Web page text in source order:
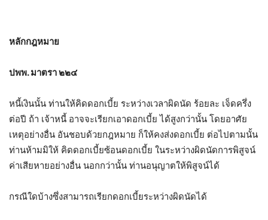
หลักกฎหมาย
ปพพ. มาตรา ๒๒๔
หนี้เงินนั้น ท่านให้คิดดอกเบี้ย ระหว่างเวลาผิดนัด ร้อยละ เจ็ดครึ่ง
ต่อปี ถ้า เจ้าหนี้ อาจจะเรียกเอาดอกเบี้ย ได้สูงกว่านั้น โดยอาศัย
เหตุอย่างอื่น อันชอบด้วยกฎหมาย ก็ให้คงส่งดอกเบี้ย ต่อไปตามนั้น
ท่านห้ามมิให้ คิดดอกเบี้ยซ้อนดอกเบี้ย ในระหว่างผิดนัดการพิสูจน์
ค่าเสียหายอย่างอื่น นอกกว่านั้น ท่านอนุญาตให้พิสูจน์ได้
กรณีใดบ้างซึ่งสามารถเรียกดอกเบี้ยระหว่างผิดนัดได้